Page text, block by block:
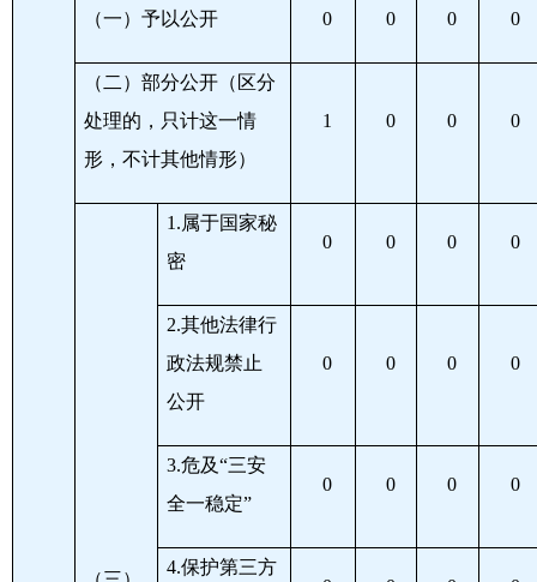
（一）予以公开 0 0 0 0
（二）部分公开（区分
处理的，只计这一情
形，不计其他情形）
1 0 0 0
1.属于国家秘
密
0 0 0 0
2.其他法律行
政法规禁止
公开
0 0 0 0
3.危及“三安
全一稳定”
0 0 0 0
4.保护第三方